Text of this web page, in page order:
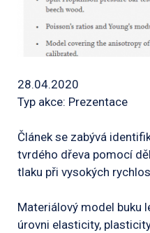
28.04.2020
Typ akce: Prezentace
Článek se zabývá
tvrdého dřeva pomocí
tlaku při vysokých
Materiálový model buku
úrovni elasticity,